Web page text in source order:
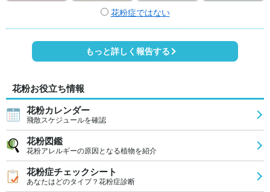
花粉症ではない
もっと詳しく報告する
花粉お役立ち情報
花粉カレンダー
飛散スケジュールを確認
花粉図鑑
花粉アレルギーの原因となる植物を紹介
花粉症チェックシート
あなたはどのタイプ？花粉症診断